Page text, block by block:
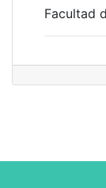
Facultad